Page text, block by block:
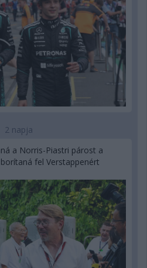
2 napja
a Norris-Piastri párost a
fel Verstappenért